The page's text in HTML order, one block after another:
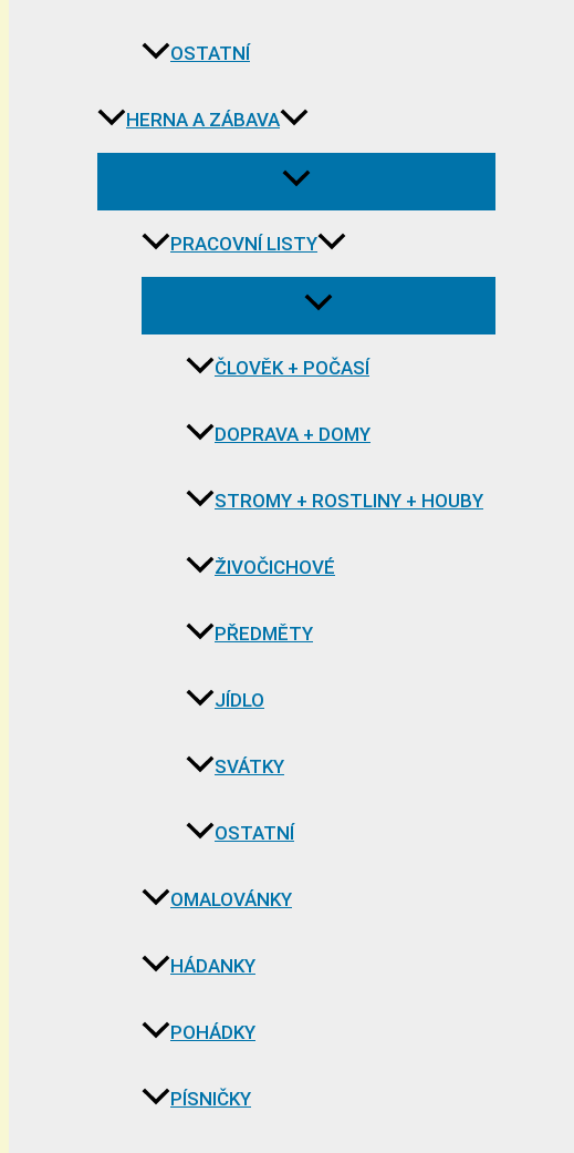
OSTATNÍ
HERNA A ZÁBAVA
PRACOVNÍ LISTY
ČLOVĚK + POČASÍ
DOPRAVA + DOMY
STROMY + ROSTLINY + HOUBY
ŽIVOČICHOVÉ
PŘEDMĚTY
JÍDLO
SVÁTKY
OSTATNÍ
OMALOVÁNKY
HÁDANKY
POHÁDKY
PÍSNIČKY